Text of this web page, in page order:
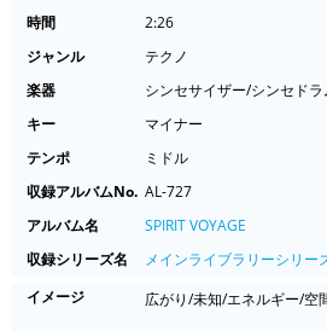
時間
2:26
ジャンル
テクノ
楽器
シンセサイザー/シンセド
キー
マイナー
テンポ
ミドル
収録アルバムNo. AL-727
アルバム名
SPIRIT VOYAGE
収録シリーズ名
メインライブラリーシリー
イメージ
広がり/未知/エネルギー/空